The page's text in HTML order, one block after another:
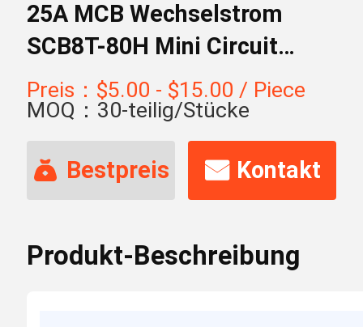
25A MCB Wechselstrom
SCB8T-80H Mini Circuit
Breakers
Preis：$5.00 - $15.00 / Piece
MOQ：30-teilig/Stücke
Bestpreis Kontakt
Produkt-Beschreibung